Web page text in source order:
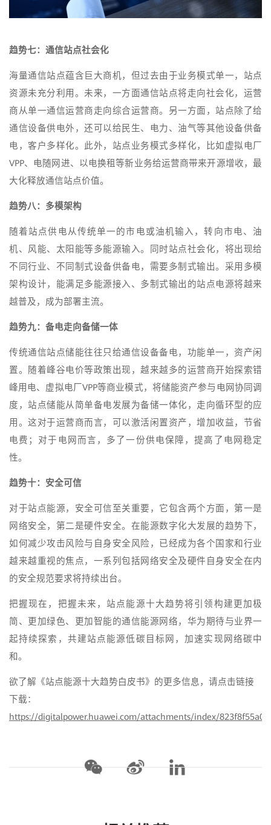
趋势七：通信站点社会化
海量通信站点蕴含巨大商机，但过去由于业务模式单一，站点
资源未充分利用。未来，一方面通信站点将走向社会化，运营
商从单一通信运营商走向综合运营商。另一方面，站点除了给
通信设备供电外，还可以给民生、电力、油气等其他设备供备
电，客户多样化。此外，站点业务模式多样化，比如虚拟电厂
VPP、电随网进、以电换租等新业务给运营商带来开源增收，最
大化释放通信站点价值。
趋势八：多模架构
随着站点供电从传统单一的市电或油机输入，转向市电、油
机、风能、太阳能等多能源输入。同时站点社会化，将出现给
不同行业、不同制式设备供备电，需要多制式输出。采用多模
架构设计，能满足多能源接入、多制式输出的站点电源将越来
越普及，成为部署主流。
趋势九：备电走向备储一体
传统通信站点储能往往只给通信设备备电，功能单一，资产闲
置。随着峰谷电价等政策出现，越来越多的运营商开始探索错
峰用电、虚拟电厂VPP等商业模式，将储能资产参与电网协同调
度，站点储能从简单备电发展为备储一体化，走向循环型的应
用。这对于运营商而言，可以激活闲置资产，增加收益，节省
电费；对于电网而言，多了一份供电保障，提高了电网稳定
性。
趋势十：安全可信
对于站点能源，安全可信至关重要，它包含两个方面，第一是
网络安全，第二是硬件安全。在能源数字化大发展的趋势下，
如何减少攻击风险与自身安全风险，已经成为各个国家和行业
越来越重视的焦点，一系列包括网络安全及硬件自身安全在内
的安全规范要求将持续出台。
把握现在，把握未来，站点能源十大趋势将引领构建更加极
简、更加绿色、更加智能的通信能源网络，华为期待与业界一
起持续探索，共建站点能源低碳目标网，加速实现网络碳中
和。
欲了解《站点能源十大趋势白皮书》的更多信息，请点击链接
下载：
https://digitalpower.huawei.com/attachments/index/